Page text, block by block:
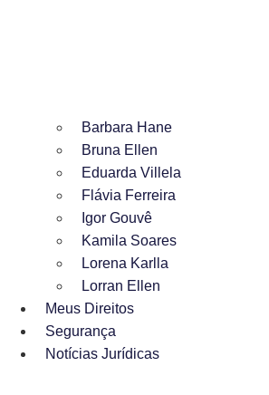
Barbara Hane
Bruna Ellen
Eduarda Villela
Flávia Ferreira
Igor Gouvê
Kamila Soares
Lorena Karlla
Lorran Ellen
Meus Direitos
Segurança
Notícias Jurídicas